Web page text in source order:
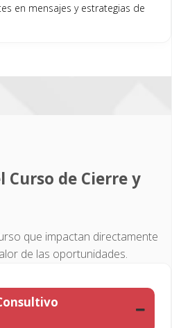
en mensajes y estrategias de
Curso de Cierre y
que impactan directamente
de las oportunidades.